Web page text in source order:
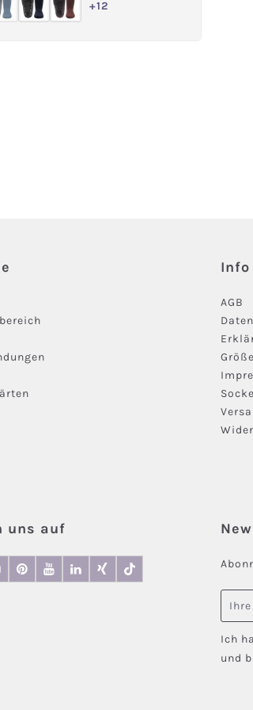
(Diese Option ist zurzeit nicht verfügbar.)
+12
Info
AGB
Ich
und
uns auf